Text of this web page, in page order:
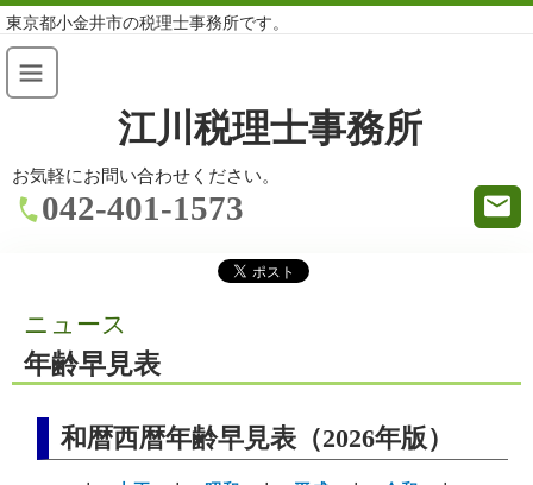
東京都小金井市の税理士事務所です。
江川税理士事務所
お気軽にお問い合わせください。
042-401-1573
ニュース
年齢早見表
和暦西暦年齢早見表（2026年版）